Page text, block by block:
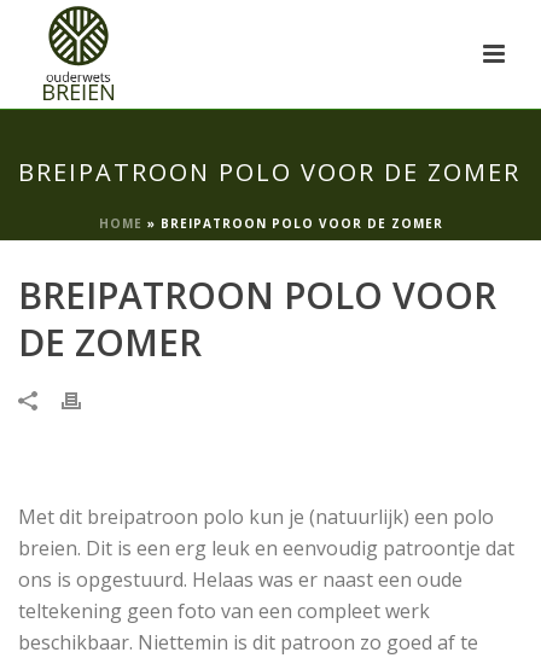
BREIPATROON POLO VOOR DE ZOMER
HOME » BREIPATROON POLO VOOR DE ZOMER
BREIPATROON POLO VOOR
DE ZOMER
Met dit breipatroon polo kun je (natuurlijk) een polo
breien. Dit is een erg leuk en eenvoudig patroontje dat
ons is opgestuurd. Helaas was er naast een oude
teltekening geen foto van een compleet werk
beschikbaar. Niettemin is dit patroon zo goed af te